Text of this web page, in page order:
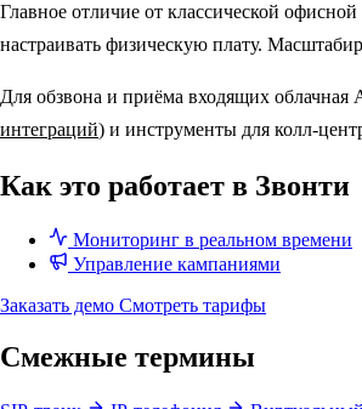
Главное отличие от классической
настраивать физическую плату.
Для обзвона и приёма входящих облачная
интеграций) и инструменты для колл-
Как это работает в Звонти
Мониторинг в реальном времени
Управление кампаниями
Заказать демо Смотреть тарифы
Смежные термины